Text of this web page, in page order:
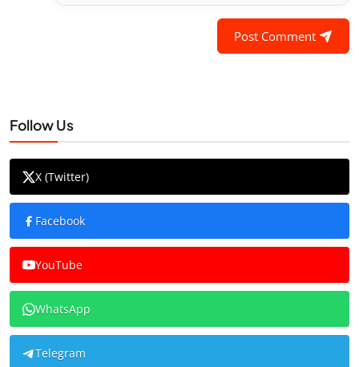
Post Comment
Follow Us
X (Twitter)
Facebook
YouTube
WhatsApp
Telegram